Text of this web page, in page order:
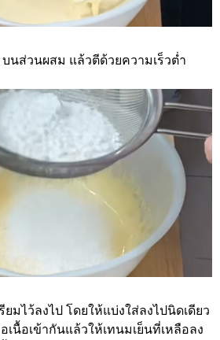
นส่วนผสม แล้วตีด้วยความเร็วต่ำ
มไว้ลงไป โดยให้แบ่งใส่ลงไปนิดเดียว
เนื้อเข้ากันแล้วให้เทนมเย็นที่เหลือลง